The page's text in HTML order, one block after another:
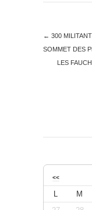
← 300
SOMMET DES
LES
<<
M